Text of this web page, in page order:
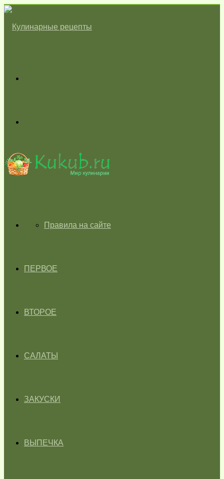
skin
ГЛАВНАЯПравила на сайте
ПЕРВОЕ
ВТОРОЕ
САЛАТЫ
ЗАКУСКИ
ВЫПЕЧКА